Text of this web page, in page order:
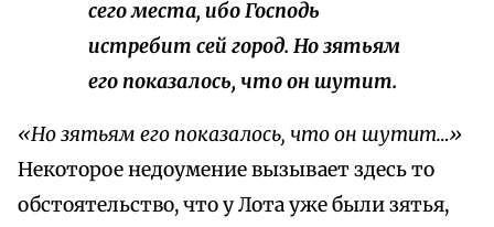
сего места, ибо Господь
истребит сей город. Но зятьям
его показалось, что он шутит.
«Но зятьям его показалось, что он шутит…»
Некоторое недоумение вызывает здесь то
обстоятельство, что у Лота уже были зятья,